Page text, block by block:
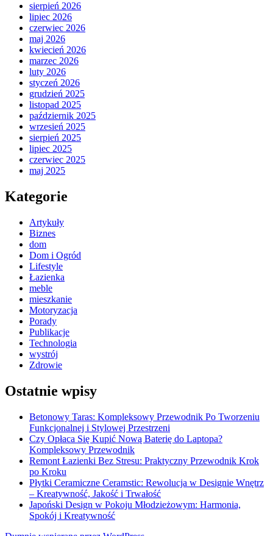
sierpień 2026
lipiec 2026
czerwiec 2026
maj 2026
kwiecień 2026
marzec 2026
luty 2026
styczeń 2026
grudzień 2025
listopad 2025
październik 2025
wrzesień 2025
sierpień 2025
lipiec 2025
czerwiec 2025
maj 2025
Kategorie
Artykuły
Biznes
dom
Dom i Ogród
Lifestyle
Łazienka
meble
mieszkanie
Motoryzacja
Porady
Publikacje
Technologia
wystrój
Zdrowie
Ostatnie wpisy
Betonowy Taras: Kompleksowy Przewodnik Po Tworzeniu
Funkcjonalnej i Stylowej Przestrzeni
Czy Opłaca Się Kupić Nową Baterię do Laptopa?
Kompleksowy Przewodnik
Remont Łazienki Bez Stresu: Praktyczny Przewodnik Krok
po Kroku
Płytki Ceramiczne Ceramstic: Rewolucja w Designie Wnętrz
– Kreatywność, Jakość i Trwałość
Japoński Design w Pokoju Młodzieżowym: Harmonia,
Spokój i Kreatywność